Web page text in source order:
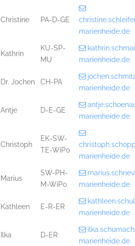
Christine PA-D-GE
marienheide.de
Kathrin
KU-SP-
MU
marienheide.de
Dr. Jochen CH-PA
marienheide.de
Antje D-E-GE
marienheide.de
Christoph
EK-SW-
TE-WiPo
marienheide.de
Marius
SW-PH-
M-WiPo
marienheide.de
Kathleen E-R-ER
marienheide.de
Ilka D-ER
marienheide.de